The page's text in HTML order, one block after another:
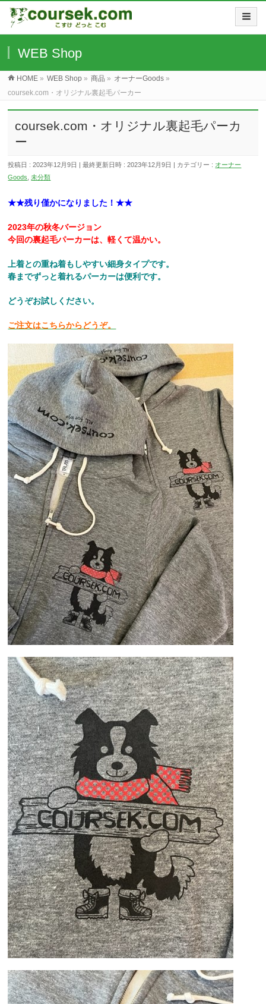
WEB Shop
HOME » WEB Shop » 商品 » オーナーGoods »
coursek.com・オリジナル裏起毛パーカー
coursek.com・オリジナル裏起毛パーカ
ー
投稿日 : 2023年12月9日 最終更新日時 : 2023年12月9日 カテゴリー : オーナー
Goods ,未分類
★★残り僅かになりました！★★
2023年の秋冬バージョン
今回の裏起毛パーカーは、軽くて温かい。
上着との重ね着もしやすい細身タイプです。
春までずっと着れるパーカーは便利です。
どうぞお試しください。
ご注文はこちらからどうぞ。